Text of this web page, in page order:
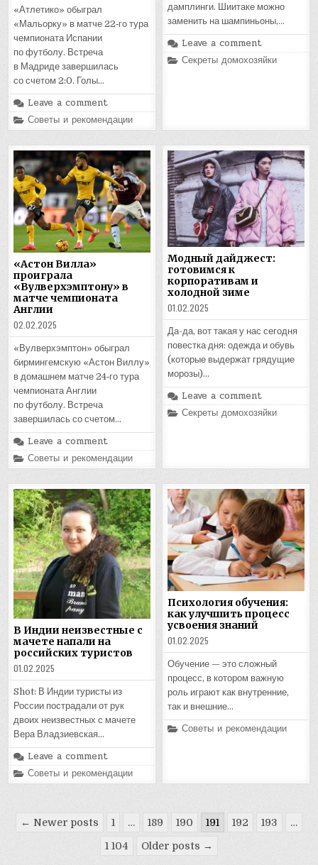
«Атлетико» обыграл
«Мальорку» в матче 22‑го тура
чемпионата Испании
по футболу. Встреча
в Мадриде завершилась
со счетом 2:0. Голы…
Leave a comment
Posted
in
Советы и рекомендации
дамплинги. Шиитаке можно
заменить на шампиньоны,…
Leave a comment
Posted
Секреты домохозяйки
«Астон Вилла»
проиграла
«Вулверхэмптону» в
матче чемпионата
Англии
02.02.2025
«Вулверхэмптон» обыграл
бирмингемскую «Астон Виллу»
в домашнем матче 24‑го тура
чемпионата Англии
по футболу. Встреча
завершилась со счетом…
Leave a comment
Posted
in
Советы и рекомендации
Модный дайджест:
готовимся к
корпоративам и
холодной зиме
01.02.2025
Да-да, вот такая у нас сегодня
повестка дня: одежда и обувь
(которые выдержат грядущие
морозы)…
Leave a comment
Posted
Секреты домохозяйки
В Индии неизвестные с
мачете напали на
российских туристов
01.02.2025
Shot: В Индии туристы из
России пострадали от рук
двоих неизвестных с мачете
Вера Владзиевская…
Leave a comment
Posted
in
Советы и рекомендации
Психология обучения:
как улучшить процесс
усвоения знаний
01.02.2025
Обучение — это сложный
процесс, в котором важную
роль играют как внутренние,
так и внешние…
Posted
Советы и рекомендации
Пагинация
← Newer posts 1 … 189 190 191 192 193 …
1 104 Older posts →